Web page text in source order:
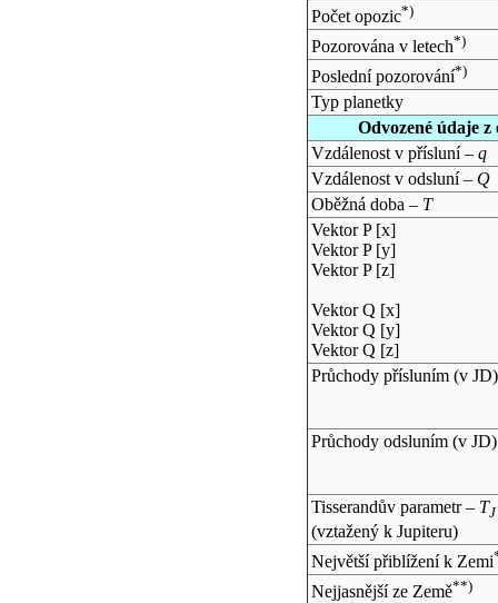
Počet opozic*)
Pozorována v letech*)
Poslední pozorování*)
Typ planetky
Odvozené údaje
Vzdálenost v přísluní – q
Vzdálenost v odsluní – Q
Oběžná doba – T
Vektor P [x]
Vektor P [y]
Vektor P [z]
Vektor Q [x]
Vektor Q [y]
Vektor Q [z]
Průchody přísluním (v JD)
Průchody odsluním (v JD)
Tisserandův parametr – TJ
(vztažený k Jupiteru)
Největší přiblížení k Zemi
Nejjasnější ze Země**)